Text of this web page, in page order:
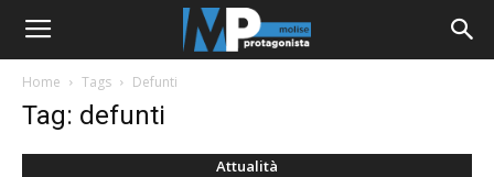
Home Tags Defunti
Tag: defunti
Attualità